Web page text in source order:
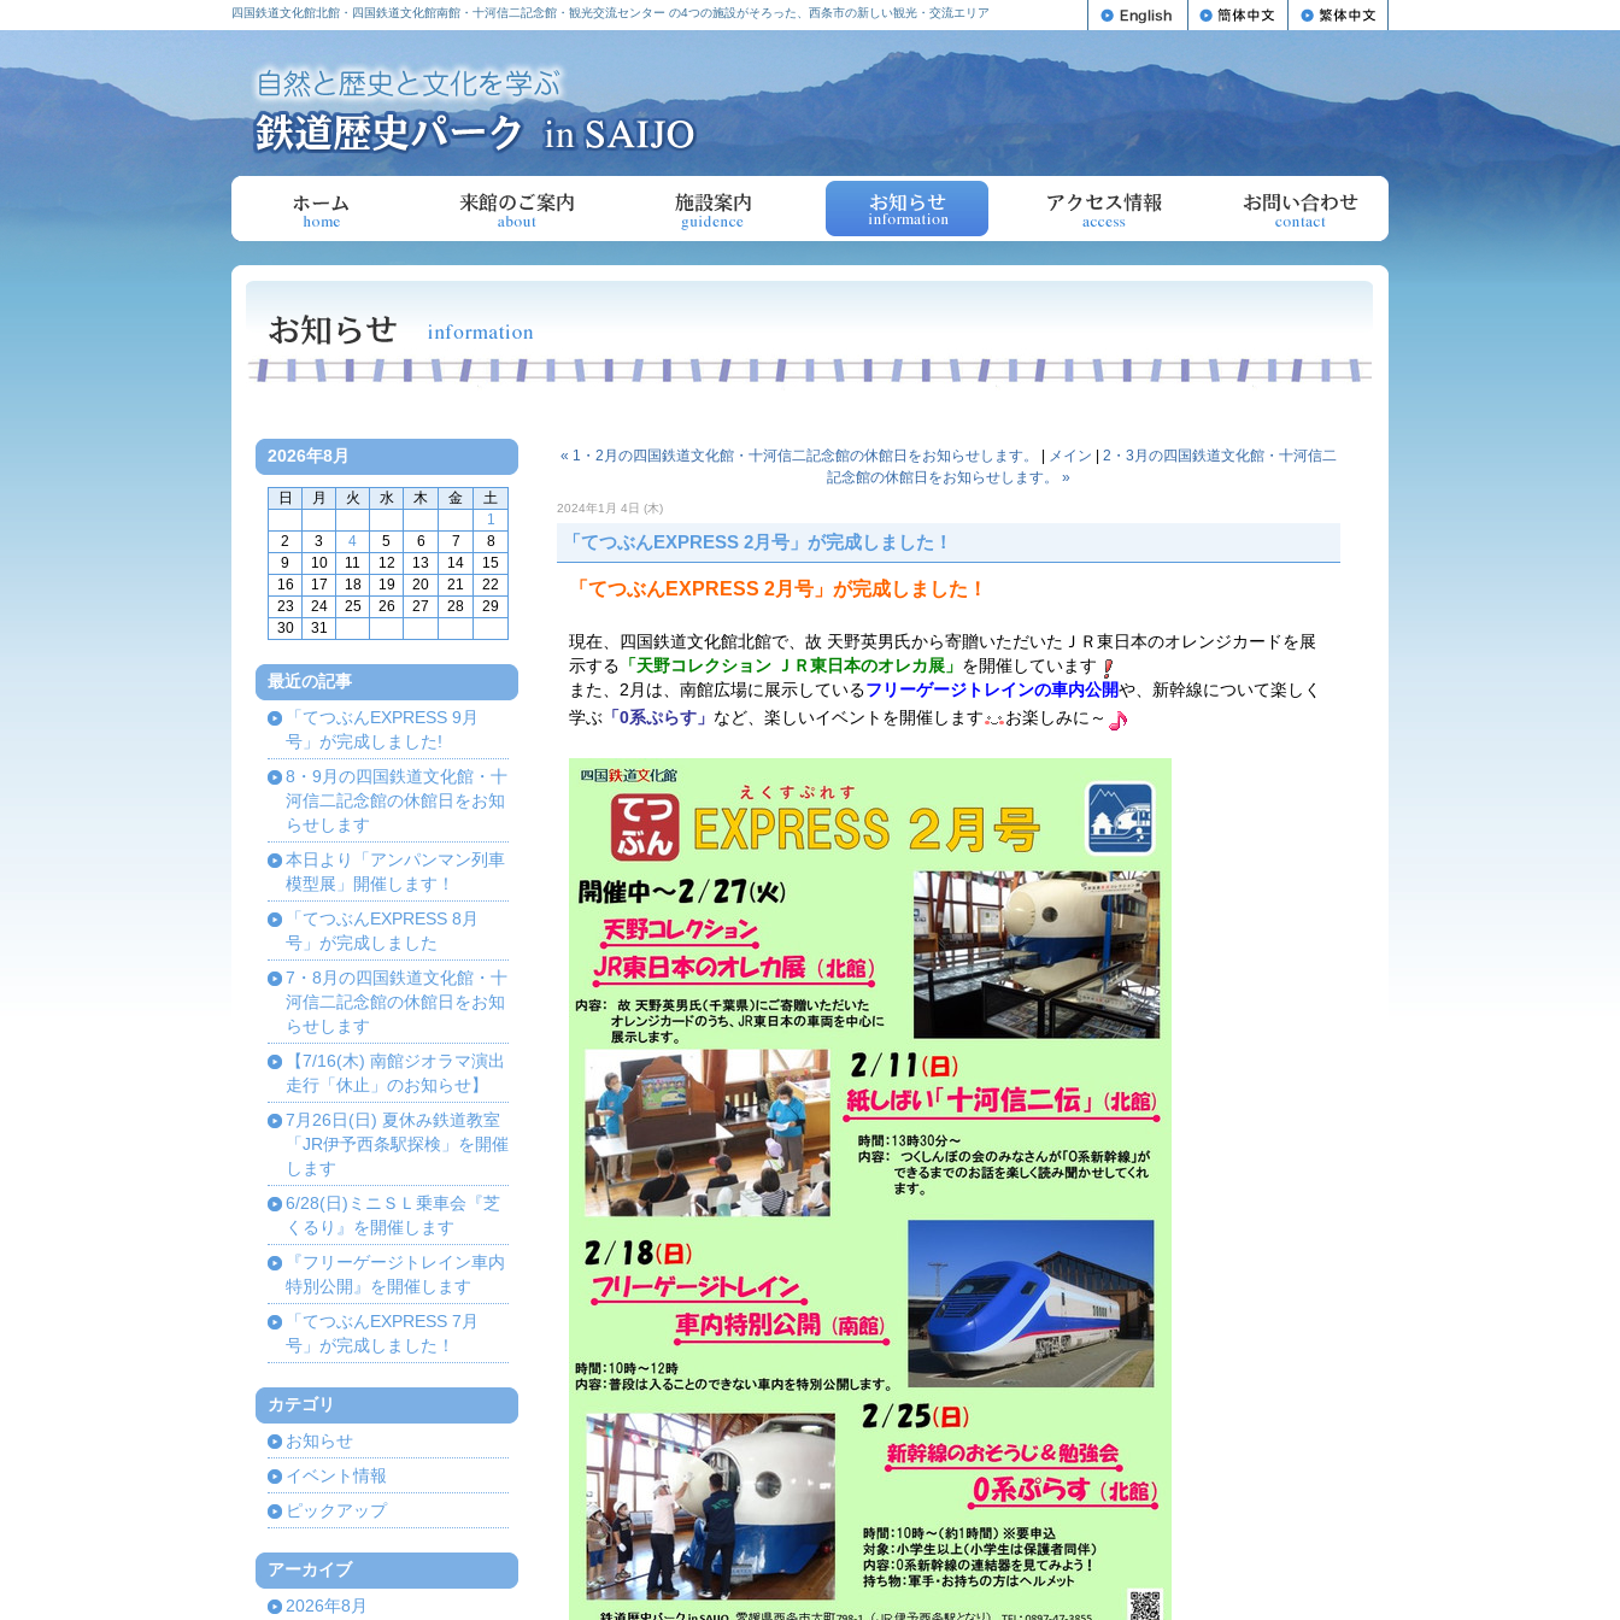
四国鉄道文化館北館・四国鉄道文化館南館・十河信二記念館・観光交流センター の4つの施設がそろった、西条市の新しい観光・交流エリア
2026年8月
日 月 火 水 木 金
土
1
2
3 4 5 6 7
8
9
10 11 12 13 14
15
16
17 18 19 20 21
22
23
24 25 26 27 28
29
30
31
最近の記事
「てつぶんEXPRESS 9月
号」が完成しました!
8・9月の四国鉄道文化館・十
河信二記念館の休館日をお知
らせします
本日より「アンパンマン列車
模型展」開催します！
「てつぶんEXPRESS 8月
号」が完成しました
7・8月の四国鉄道文化館・十
河信二記念館の休館日をお知
らせします
【7/16(木) 南館ジオラマ演出
走行「休止」のお知らせ】
7月26日(日) 夏休み鉄道教室
「JR伊予西条駅探検」を開催
します
6/28(日)ミニＳＬ乗車会『芝
くるり』を開催します
『フリーゲージトレイン車内
特別公開』を開催します
「てつぶんEXPRESS 7月
号」が完成しました！
カテゴリ
お知らせ
イベント情報
ピックアップ
アーカイブ
2026年8月
« 1・2月の四国鉄道文化館・十河信二記念館の休館日をお知らせします。 メイン
2・3月の四国鉄道文化館・十河信二
記念館の休館日をお知らせします。 »
2024年1月 4日 (木)
「てつぶんEXPRESS 2月号」が完成しました！
「てつぶんEXPRESS 2月号」が完成しました！
現在、四国鉄道文化館北館で、故 天野英男氏から寄贈いただいたＪＲ東日本のオレンジカードを展
示する 「天野コレクション ＪＲ東日本のオレカ展」 を開催しています
また、2月は、南館広場に展示しているフリーゲージトレインの車内公開や、新幹線について楽しく
学ぶ 「0系ぷらす」 など、楽しいイベントを開催します お楽しみに～